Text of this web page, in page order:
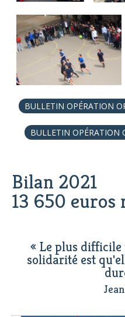
BULLETIN OPÉRATION
BULLETIN OPÉRATION
Bilan 2021
13 650 euros
« Le plus
solidarité est